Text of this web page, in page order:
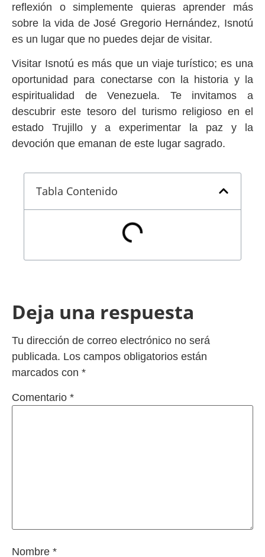
reflexión o simplemente quieras aprender más
sobre la vida de José Gregorio Hernández, Isnotú
es un lugar que no puedes dejar de visitar.
Visitar Isnotú es más que un viaje turístico; es una
oportunidad para conectarse con la historia y la
espiritualidad de Venezuela. Te invitamos a
descubrir este tesoro del turismo religioso en el
estado Trujillo y a experimentar la paz y la
devoción que emanan de este lugar sagrado.
Tabla Contenido
Deja una respuesta
Tu dirección de correo electrónico no será
publicada. Los campos obligatorios están
marcados con *
Comentario *
Nombre *